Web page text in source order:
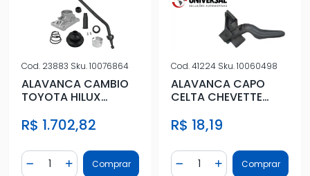
Cod. 23883 Sku.10076864
ALAVANCA CAMBIO
TOYOTA HILUX
R$ 1.702,82
Diminuir Quantidade
Quantidade
Adicionar Quantidade
Comprar
Cod.41224 Sku.10060498
ALAVANCA CAPO
CELTA CHEVETTE
MONZA VECTRA
R$ 18,19
Diminuir Quantidade
Quantidade
AdicionarComprar